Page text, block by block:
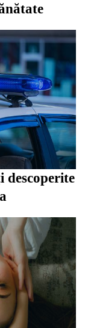
descoperite